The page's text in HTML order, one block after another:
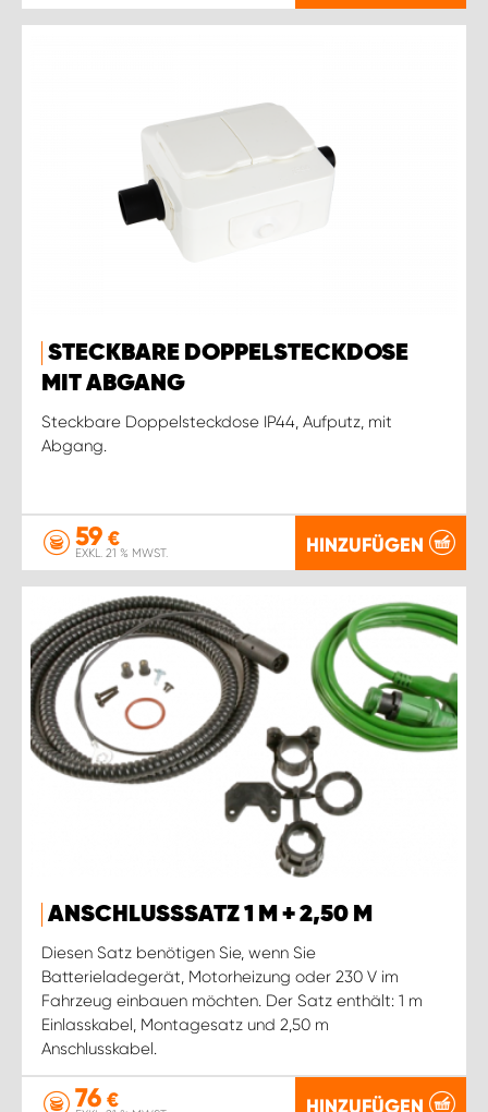
STECKBARE DOPPELSTECKDOSE
MIT ABGANG
Steckbare Doppelsteckdose IP44, Aufputz, mit
Abgang.
59 €
EXKL. 21 % MWST. HINZUFÜGEN
ANSCHLUSSSATZ 1 M + 2,50 M
Diesen Satz benötigen Sie, wenn Sie
Batterieladegerät, Motorheizung oder 230 V im
Fahrzeug einbauen möchten. Der Satz enthält: 1 m
Einlasskabel, Montagesatz und 2,50 m
Anschlusskabel.
76 € HINZUFÜGEN